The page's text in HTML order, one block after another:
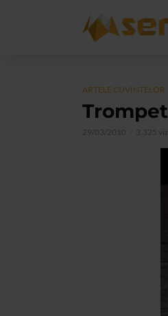
ARTELE CUVINTELOR
29/03/2010 3.325